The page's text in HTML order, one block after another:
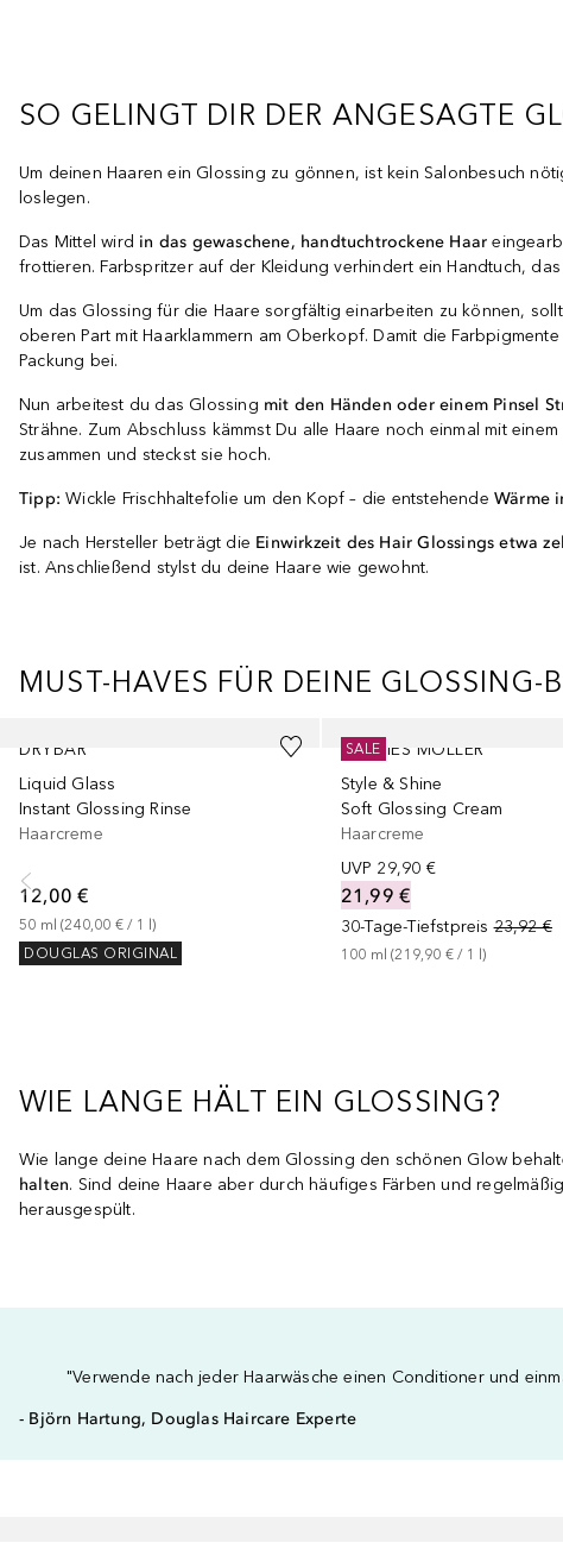
SO GELINGT DIR DER ANGESAGTE
Um deinen Haaren ein Glossing zu gönnen, ist kein Salonbesuch
loslegen.
Das Mittel wird in das gewaschene, handtuchtrockene Haar
frottieren. Farbspritzer auf der Kleidung verhindert ein Handtuch,
Um das Glossing für die Haare sorgfältig einarbeiten zu können,
oberen Part mit Haarklammern am Oberkopf. Damit die
Packung bei.
Nun arbeitest du das Glossing mit den Händen oder einem Pinsel
Strähne. Zum Abschluss kämmst Du alle Haare noch einmal mit
zusammen und steckst sie hoch.
Tipp: Wickle Frischhaltefolie um den Kopf – die entstehende Wärme
Je nach Hersteller beträgt die Einwirkzeit des Hair Glossings etwa
ist. Anschließend stylst du deine Haare wie gewohnt.
MUST-HAVES FÜR DEINE GLOSSING-
DRYBAR
Liquid Glass
Instant Glossing Rinse
Haarcreme
12,00 €
50 ml (240,00 € / 1 l)
DOUGLAS ORIGINAL
MARLIES MÖLLER
Style & Shine
Soft Glossing Cream
Haarcreme
UVP 29,90 €
21,99 €
30-Tage-Tiefstpreis 23,92 €
100 ml (219,90 € / 1 l)
SALE
WIE LANGE HÄLT EIN GLOSSING?
Wie lange deine Haare nach dem Glossing den schönen Glow
halten. Sind deine Haare aber durch häufiges Färben und
herausgespült.
"Verwende nach jeder Haarwäsche einen Conditioner und
- Björn Hartung, Douglas Haircare Experte